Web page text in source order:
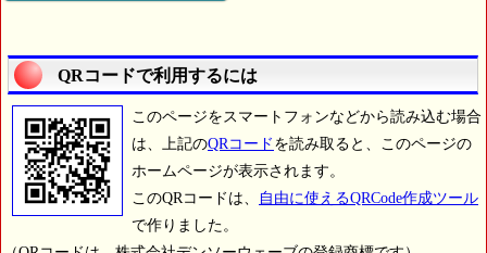
QRコードで利用するには
このページをスマートフォンなどから読み込む場合
は、上記のQRコード を読み取ると、このページの
ホームページが表示されます。
このQRコードは、
自由に使えるQRCode作成ツール
で作りました。